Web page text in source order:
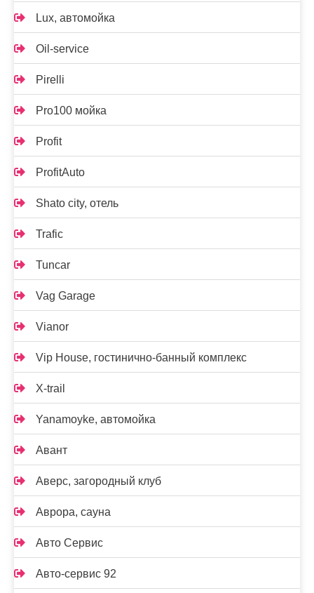
Lux, автомойка
Oil-service
Pirelli
Pro100 мойка
Profit
ProfitAuto
Shato city, отель
Trafic
Tuncar
Vag Garage
Vianor
Vip House, гостинично-банный комплекс
X-trail
Yanamoyke, автомойка
Авант
Аверс, загородный клуб
Аврора, сауна
Авто Сервис
Авто-сервис 92